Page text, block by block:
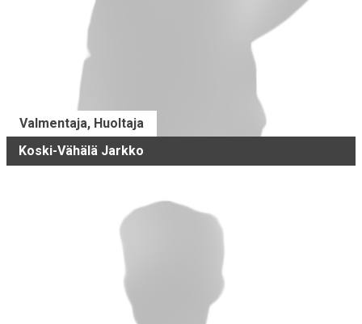
Valmentaja, Huoltaja
Koski-Vähälä Jarkko